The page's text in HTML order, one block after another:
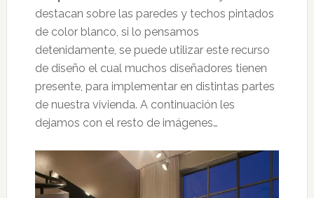
destacan sobre las paredes y techos pintados
de color blanco, si lo pensamos
detenidamente, se puede utilizar este recurso
de diseño el cual muchos diseñadores tienen
presente, para implementar en distintas partes
de nuestra vivienda. A continuación les
dejamos con el resto de imágenes…